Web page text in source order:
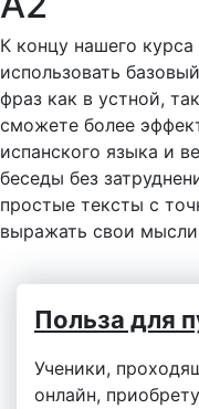
К концу нашего
использовать
фраз как в устной,
сможете более
испанского языка и
беседы без
простые тексты с
выражать свои
Польза для
Ученики,
онлайн,